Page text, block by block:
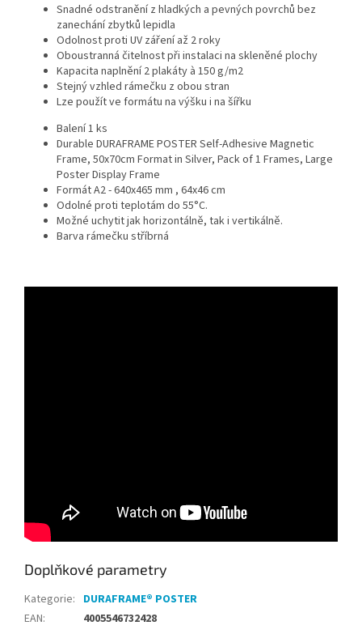
Snadné odstranění z hladkých a pevných povrchů bez
zanechání zbytků lepidla
Odolnost proti UV záření až 2 roky
Oboustranná čitelnost při instalaci na skleněné plochy
Kapacita naplnění 2 plakáty à 150 g/m2
Stejný vzhled rámečku z obou stran
Lze použít ve formátu na výšku i na šířku
Balení 1 ks
Durable DURAFRAME POSTER Self-Adhesive Magnetic
Frame, 50x70cm Format in Silver, Pack of 1 Frames, Large
Poster Display Frame
Formát A2 - 640x465 mm , 64x46 cm
Odolné proti teplotám do 55°C.
Možné uchytit jak horizontálně, tak i vertikálně.
Barva rámečku stříbrná
Doplňkové parametry
Kategorie: DURAFRAME® POSTER
EAN: 4005546732428